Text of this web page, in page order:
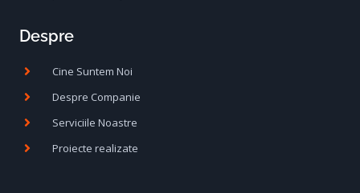
Despre
Cine Suntem Noi
Despre Companie
Serviciile Noastre
Proiecte realizate